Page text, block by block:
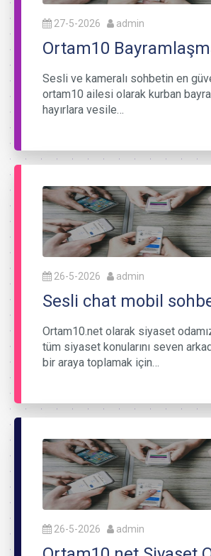
27-5-2026 admin
Ortam10
Sesli ve kameralı sohbetin en
ortam10 ailesi olarak kurban
hayırlara vesile…
26-5-2026 admin
Sesli chat mobil
Ortam10.net olarak siyaset
tüm siyaset konularını seven
bir araya toplamak için…
26-5-2026 admin